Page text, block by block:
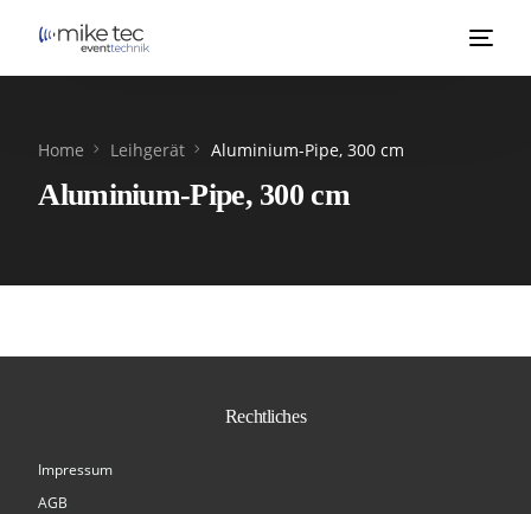
Home Leihgerät Aluminium-Pipe, 300 cm
Aluminium-Pipe, 300 cm
Rechtliches
Impressum
AGB